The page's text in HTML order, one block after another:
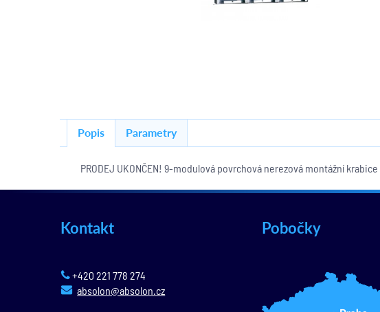
Popis Parametry
PRODEJ UKONČEN! 9-modulová povrchová nerezová montážní
Kontakt
+420 221 778 274
absolon@absolon.cz
Pobočky